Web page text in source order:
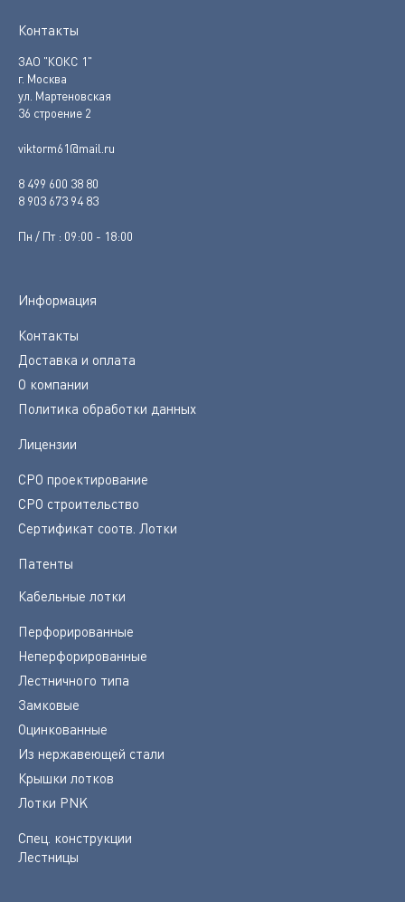
Контакты
ЗАО "КОКС 1"
г. Москва
ул. Мартеновская
36 строение 2
viktorm61@mail.ru
8 499 600 38 80
8 903 673 94 83
Пн / Пт : 09:00 - 18:00
Информация
Контакты
Доставка и оплата
О компании
Политика обработки данных
Лицензии
СРО проектирование
СРО строительство
Сертификат соотв. Лотки
Патенты
Кабельные лотки
Перфорированные
Неперфорированные
Лестничного типа
Замковые
Оцинкованные
Из нержавеющей стали
Крышки лотков
Лотки PNK
Спец. конструкции
Лестницы